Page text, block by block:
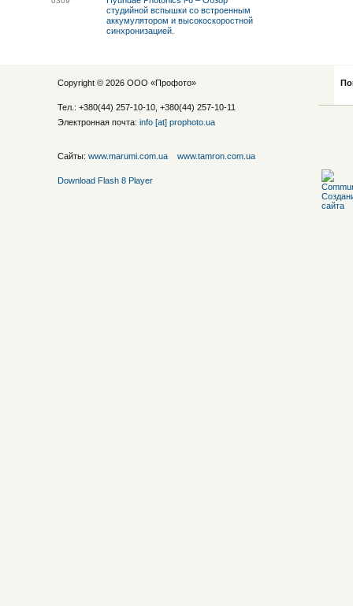
студийной вспышки со встроенным
аккумулятором и высокоскоростной
синхронизацией.
Copyright © 2026 ООО «Профото»
Тел.: +380(44) 257-10-10, +380(44) 257-10-11
Электронная почта: info [at] prophoto.ua
Сайты: www.marumi.com.ua www.tamron.com.ua
Download Flash 8 Player